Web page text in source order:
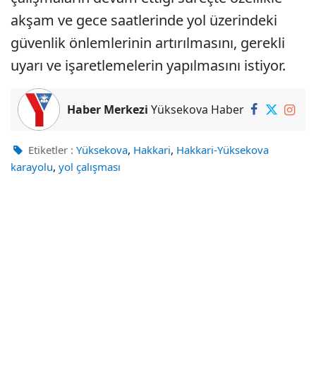
akşam ve gece saatlerinde yol üzerindeki
güvenlik önlemlerinin artırılmasını, gerekli
uyarı ve işaretlemelerin yapılmasını istiyor.
Haber Merkezi Yüksekova Haber
Etiketler : Yüksekova, Hakkari, Hakkari-Yüksekova
karayolu, yol çalışması